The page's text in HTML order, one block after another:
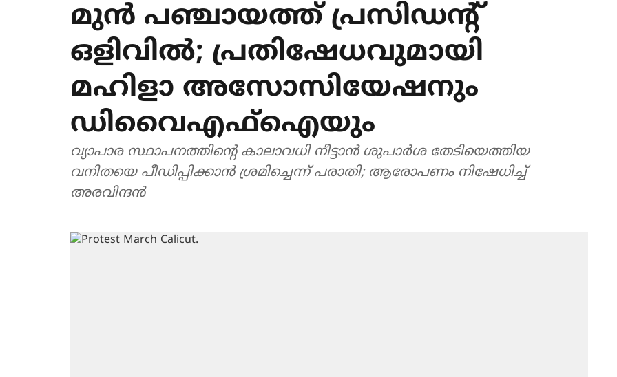
മുൻ പഞ്ചായത്ത് പ്രസിഡന്റ്
ഒളിവിൽ; പ്രതിഷേധവുമായി
മഹിളാ അസോസിയേഷനും
ഡിവൈഎഫ്ഐയും
വ്യാപാര സ്ഥാപനത്തിന്റെ കാലാവധി നീട്ടാൻ ശുപാർശ തേടിയെത്തിയ
വനിതയെ പീഡിപ്പിക്കാൻ ശ്രമിച്ചെന്ന് പരാതി; ആരോപണം നിഷേധിച്ച്
അരവിന്ദൻ